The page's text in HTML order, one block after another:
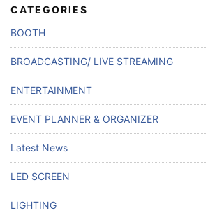
CATEGORIES
BOOTH
BROADCASTING/ LIVE STREAMING
ENTERTAINMENT
EVENT PLANNER & ORGANIZER
Latest News
LED SCREEN
LIGHTING